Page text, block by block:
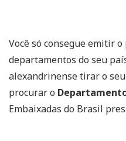
Você só consegue emitir
departamentos do seu
alexandrinense tirar o
procurar o
Embaixadas do Brasil